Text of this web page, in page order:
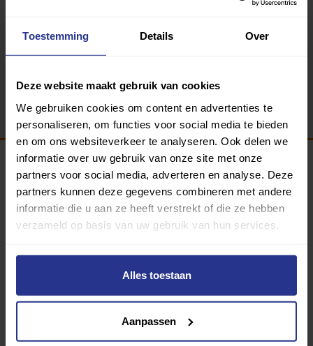
Toestemming Details Over
Deze website maakt gebruik van cookies
We gebruiken cookies om content en advertenties te
personaliseren, om functies voor social media te bieden
en om ons websiteverkeer te analyseren. Ook delen we
informatie over uw gebruik van onze site met onze
partners voor social media, adverteren en analyse. Deze
partners kunnen deze gegevens combineren met andere
informatie die u aan ze heeft verstrekt of die ze hebben
verzameld op basis van uw gebruik van hun services.
Alles toestaan
Aanpassen
Terug
Programma van: